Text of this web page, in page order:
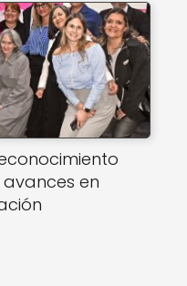
en